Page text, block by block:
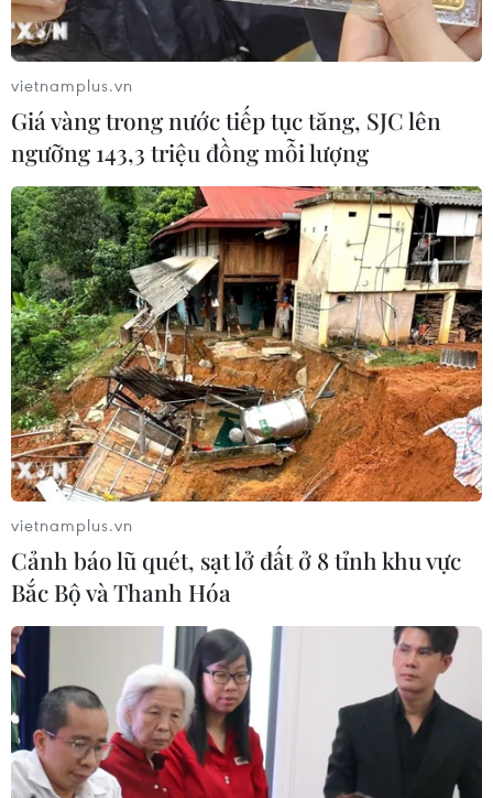
Goretzka và Kimmich đưa sáng kiến We
Kick Corona, tặng 1 triệu euro
20/03/2020 13:20
Chúng tôi không chỉ là những cầu thủ bóng đá chuyên
nghiệp tại FC Bayern Munich và trong đội tuyển Đức mà
còn là một phần của xã hội chúng tôi, hơn bao giờ hết
được yêu cầu gắn bó và có trách nhiệm.
vietnamplus.vn
Giá vàng trong nước tiếp tục tăng, SJC lên
ngưỡng 143,3 triệu đồng mỗi lượng
vietnamplus.vn
Cảnh báo lũ quét, sạt lở đất ở 8 tỉnh khu vực
Bắc Bộ và Thanh Hóa